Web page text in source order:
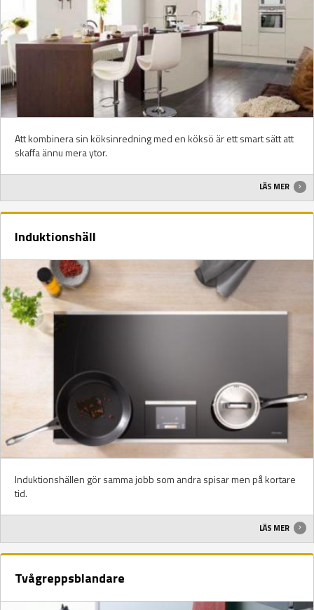
Att kombinera sin köksinredning med en köksö är ett smart sätt att
skaffa ännu mera ytor.
LÄS MER
Induktionshäll
Induktionshällen gör samma jobb som andra spisar men på kortare
tid.
LÄS MER
Tvågreppsblandare